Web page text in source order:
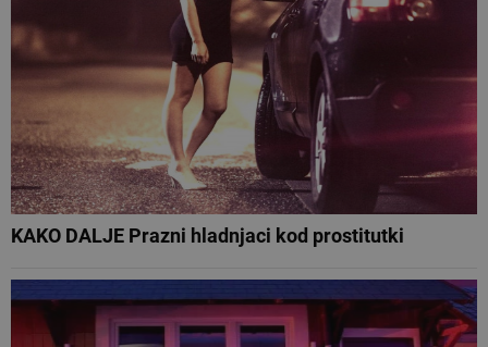
KAKO DALJE Prazni hladnjaci kod prostitutki